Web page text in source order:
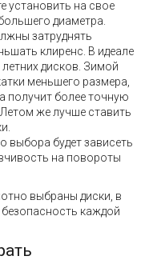
установить на свое
диаметра.
затруднять
клиренс. В идеале
дисков. Зимой
меньшего размера,
получит более точную
же лучше ставить
выбора будет зависеть
на повороты
выбраны диски, в
безопасность каждой